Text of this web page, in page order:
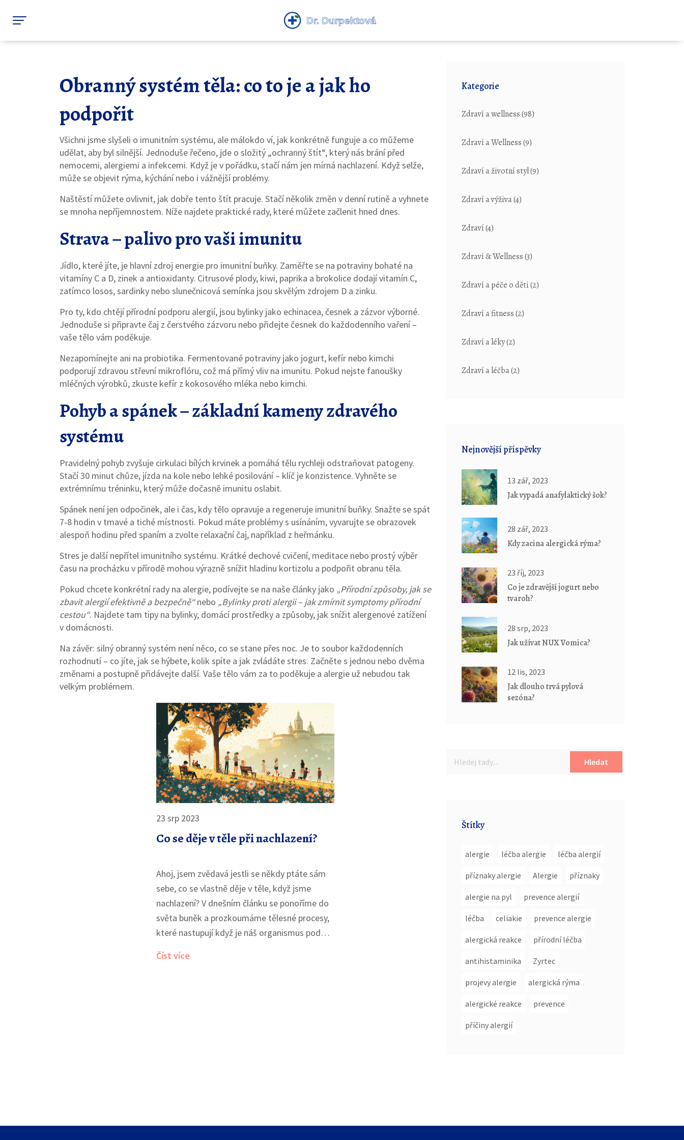
Obranný systém těla: co to je a jak ho
podpořit
Všichni jsme slyšeli o imunitním systému, ale málokdo ví, jak konkrétně funguje a co můžeme
udělat, aby byl silnější. Jednoduše řečeno, jde o složitý „ochranný štít“, který nás brání před
nemocemi, alergiemi a infekcemi. Když je v pořádku, stačí nám jen mírná nachlazení. Když selže,
může se objevit rýma, kýchání nebo i vážnější problémy.
Naštěstí můžete ovlivnit, jak dobře tento štít pracuje. Stačí několik změn v denní rutině a vyhnete
se mnoha nepříjemnostem. Níže najdete praktické rady, které můžete začlenit hned dnes.
Strava – palivo pro vaši imunitu
Jídlo, které jíte, je hlavní zdroj energie pro imunitní buňky. Zaměřte se na potraviny bohaté na
vitamíny C a D, zinek a antioxidanty. Citrusové plody, kiwi, paprika a brokolice dodají vitamín C,
zatímco losos, sardinky nebo slunečnicová semínka jsou skvělým zdrojem D a zinku.
Pro ty, kdo chtějí přírodní podporu alergií, jsou bylinky jako echinacea, česnek a zázvor výborné.
Jednoduše si připravte čaj z čerstvého zázvoru nebo přidejte česnek do každodenního vaření –
vaše tělo vám poděkuje.
Nezapomínejte ani na probiotika. Fermentované potraviny jako jogurt, kefír nebo kimchi
podporují zdravou střevní mikroflóru, což má přímý vliv na imunitu. Pokud nejste fanoušky
mléčných výrobků, zkuste kefír z kokosového mléka nebo kimchi.
Pohyb a spánek – základní kameny zdravého
systému
Pravidelný pohyb zvyšuje cirkulaci bílých krvinek a pomáhá tělu rychleji odstraňovat patogeny.
Stačí 30 minut chůze, jízda na kole nebo lehké posilování – klíč je konzistence. Vyhněte se
extrémnímu tréninku, který může dočasně imunitu oslabit.
Spánek není jen odpočinek, ale i čas, kdy tělo opravuje a regeneruje imunitní buňky. Snažte se spát
7‑8 hodin v tmavé a tiché místnosti. Pokud máte problémy s usínáním, vyvarujte se obrazovek
alespoň hodinu před spaním a zvolte relaxační čaj, například z heřmánku.
Stres je další nepřítel imunitního systému. Krátké dechové cvičení, meditace nebo prostý výběr
času na procházku v přírodě mohou výrazně snížit hladinu kortizolu a podpořit obranu těla.
Pokud chcete konkrétní rady na alergie, podívejte se na naše články jako „Přírodní způsoby, jak se
zbavit alergií efektivně a bezpečně“nebo „Bylinky proti alergii – jak zmírnit symptomy přírodní
cestou“. Najdete tam tipy na bylinky, domácí prostředky a způsoby, jak snížit alergenové zatížení
v domácnosti.
Na závěr: silný obranný systém není něco, co se stane přes noc. Je to soubor každodenních
rozhodnutí – co jíte, jak se hýbete, kolik spíte a jak zvládáte stres. Začněte s jednou nebo dvěma
změnami a postupně přidávejte další. Vaše tělo vám za to poděkuje a alergie už nebudou tak
velkým problémem.
23 srp 2023
Co se děje v těle při nachlazení?
Ahoj, jsem zvědavá jestli se někdy ptáte sám
sebe, co se vlastně děje v těle, když jsme
nachlazení? V dnešním článku se ponoříme do
světa buněk a prozkoumáme tělesné procesy,
které nastupují když je náš organismus pod
úžasného a velmi zajímavého. Proto vám
Číst více
Kategorie
Zdraví a wellness(98)
Zdraví a Wellness(9)
Zdraví a životní styl(9)
Zdraví a výživa(4)
Zdraví(4)
Zdraví & Wellness(3)
Zdraví a péče o děti(2)
Zdraví a fitness(2)
Zdraví a léky(2)
Zdraví a léčba(2)
Nejnovější příspěvky
13 zář, 2023
Jak vypadá anafylaktický šok?
28 zář, 2023
Kdy zacina alergická rýma?
23 říj, 2023
Co je zdravější jogurt nebo
tvaroh?
28 srp, 2023
Jak užívat NUX Vomica?
12 lis, 2023
Jak dlouho trvá pylová
sezóna?
Hledat
Štítky
alergie léčba alergie léčba alergií
příznaky alergie Alergie příznaky
alergie na pyl prevence alergií
léčba celiakie prevence alergie
alergická reakce přírodní léčba
antihistaminika Zyrtec
projevy alergie alergická rýma
alergické reakce prevence
příčiny alergií